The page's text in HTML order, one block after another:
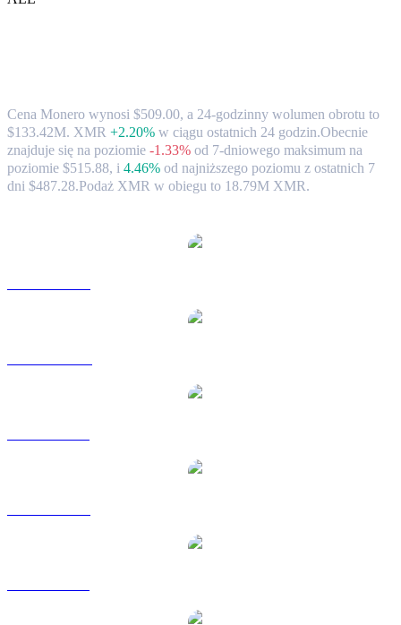
Cena Monero wynosi $509.00, a 24-godzinny wolumen obrotu to
$133.42M. XMR +2.20% w ciągu ostatnich 24 godzin.Obecnie
znajduje się na poziomie -1.33% od 7-dniowego maksimum na
poziomie $515.88, i 4.46% od najniższego poziomu z ostatnich 7
dni $487.28.Podaż XMR w obiegu to 18.79M XMR.